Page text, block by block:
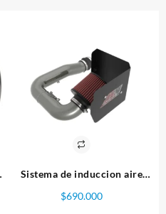
Sistema de induccion aire
2022+ 2.4L F/I Turbo
$690.000